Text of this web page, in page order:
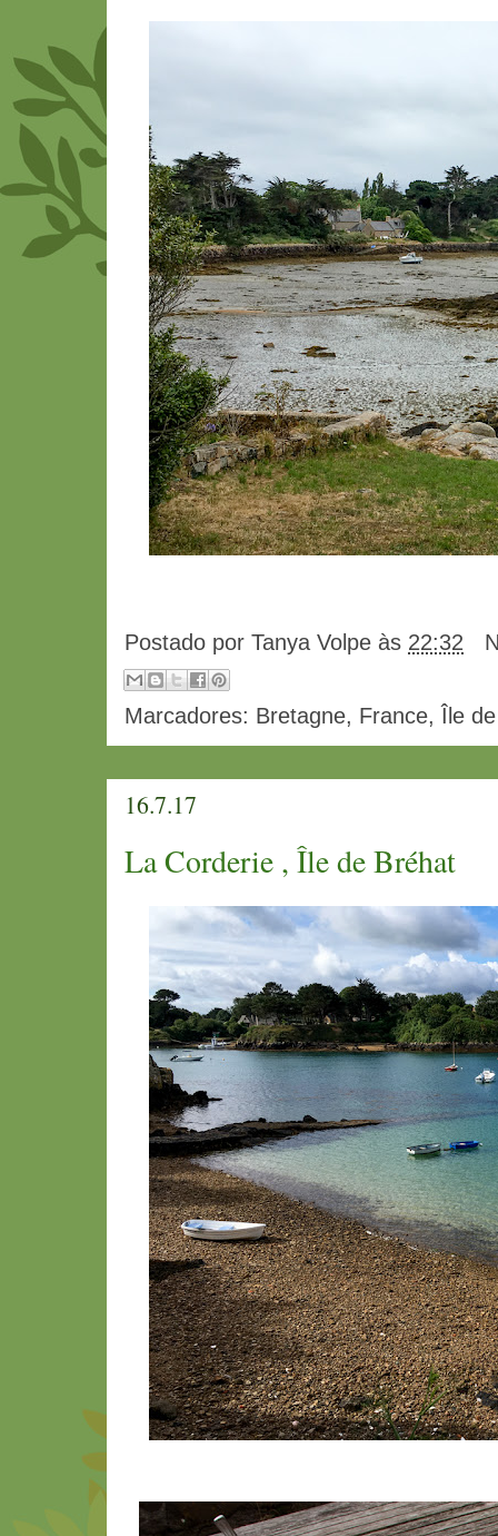
Postado por Tanya Volpe às 22:32
Marcadores: Bretagne, France, Île
16.7.17
La Corderie , Île de Bréhat